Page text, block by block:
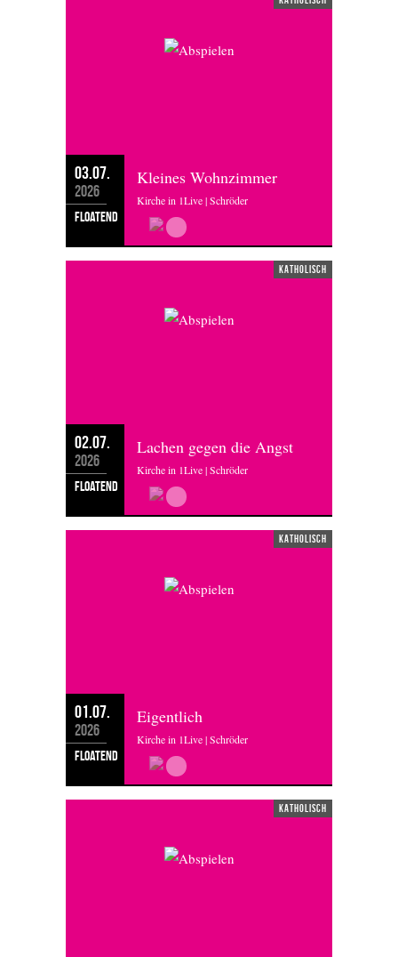
03.07.
2026
floatend
Kleines Wohnzimmer
Kirche in 1Live | Schröder
katholisch
02.07.
2026
floatend
Lachen gegen die Angst
Kirche in 1Live | Schröder
katholisch
01.07.
2026
floatend
Eigentlich
Kirche in 1Live | Schröder
katholisch